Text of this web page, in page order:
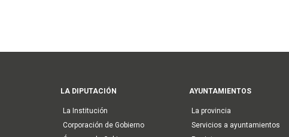
Main
navigation
LA DIPUTACIÓN
La Institución
Corporación de Gobierno
AYUNTAMIENTOS
La provincia
Servicios a ayuntamientos